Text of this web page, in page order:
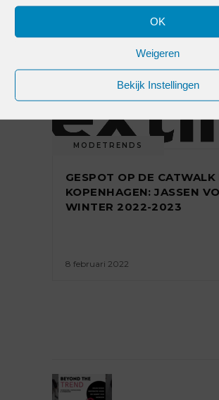
OK
Weigeren
Bekijk Instellingen
10 februari 2022
MODETRENDS
GESPOT OP DE CATWALK
KOPENHAGEN: JASSEN
WINTER 2022-2023
8 februari 2022